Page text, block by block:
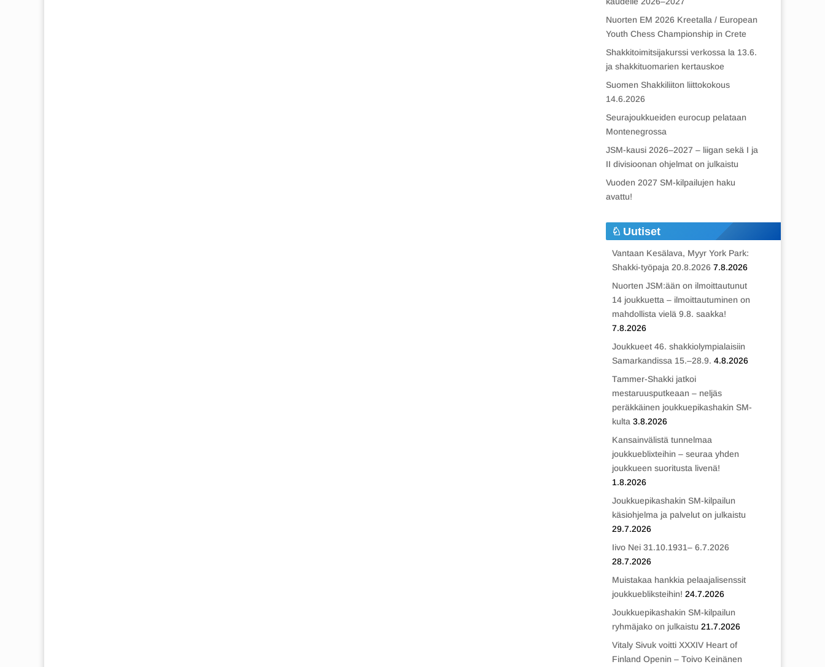
Nuorten EM 2026 Kreetalla / European
Youth Chess Championship in Crete
Shakkitoimitsijakurssi verkossa la 13.6.
ja shakkituomarien kertauskoe
Suomen Shakkiliiton liittokokous
14.6.2026
Seurajoukkueiden eurocup pelataan
Montenegrossa
JSM-kausi 2026–2027 – liigan sekä I ja
II divisioonan ohjelmat on julkaistu
Vuoden 2027 SM-kilpailujen haku
avattu!
Uutiset
Vantaan Kesälava, Myyr York Park:
Shakki-työpaja 20.8.2026 7.8.2026
Nuorten JSM:ään on ilmoittautunut
14 joukkuetta – ilmoittautuminen on
mahdollista vielä 9.8. saakka!
7.8.2026
Joukkueet 46. shakkiolympialaisiin
Samarkandissa 15.–28.9. 4.8.2026
Tammer-Shakki jatkoi
mestaruusputkeaan – neljäs
peräkkäinen joukkuepikashakin SM-
kulta 3.8.2026
Kansainvälistä tunnelmaa
joukkueblixteihin – seuraa yhden
joukkueen suoritusta livenä!
1.8.2026
Joukkuepikashakin SM-kilpailun
käsiohjelma ja palvelut on julkaistu
29.7.2026
Iivo Nei 31.10.1931– 6.7.2026
28.7.2026
Muistakaa hankkia pelaajalisenssit
joukkuebliksteihin! 24.7.2026
Joukkuepikashakin SM-kilpailun
ryhmäjako on julkaistu 21.7.2026
Vitaly Sivuk voitti XXXIV Heart of
Finland Openin – Toivo Keinänen